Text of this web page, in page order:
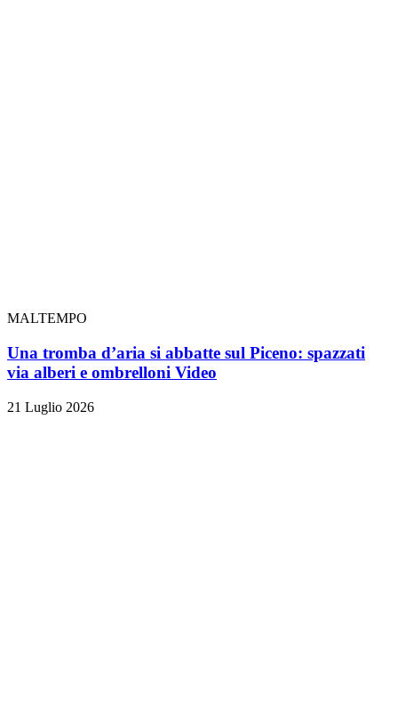
MALTEMPO
Una tromba d’aria si abbatte sul Piceno: spazzati
via alberi e ombrelloni Video
21 Luglio 2026